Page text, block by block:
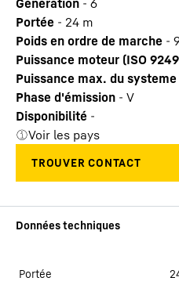
Génération - 6
Portée - 24 m
Poids en ordre de marche -
Puissance moteur (ISO
Puissance max. du
Phase d'émission - V
Disponibilité -
Voir les pays
Portée